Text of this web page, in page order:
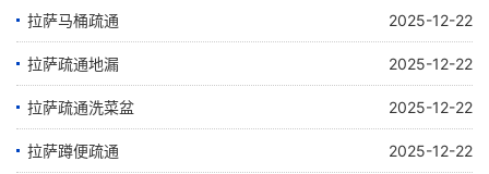
拉萨马桶疏通 2025-12-22
拉萨疏通地漏 2025-12-22
拉萨疏通洗菜盆 2025-12-22
拉萨蹲便疏通 2025-12-22